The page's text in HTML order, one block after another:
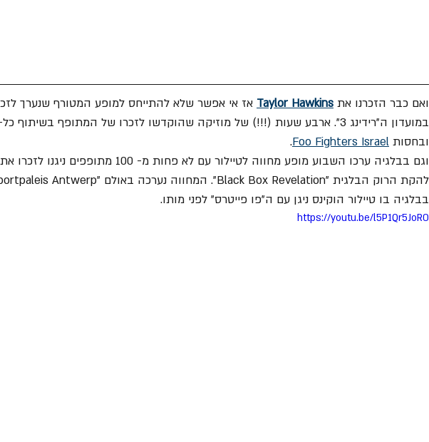
ואם כבר הזכרנו את Taylor Hawkins אז אי אפשר שלא להתייחס למופע המטורף שנערך
במועדון ה"רידינג 3". ארבע שעות (!!!) של מוזיקה שהוקדשו לזכרו של המתופף
ובחסות Foo Fighters Israel
.
בבלגיה בו טיילור הוקינס ניגן עם ה"פו פייטרס" לפני מותו.
https://youtu.be/l5P1Qr5JoR0